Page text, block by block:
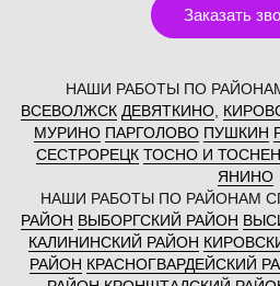
Заказать
НАШИ РАБОТЫ ПО
ВСЕВОЛЖСК ДЕВЯТКИНО
МУРИНО ПАРГОЛОВО ПУШКИН
СЕСТРОРЕЦК ТОСНО И
ЯНИНО
НАШИ РАБОТЫ ПО РАЙОНАМ
РАЙОН ВЫБОРГСКИЙ РАЙОН
КАЛИНИНСКИЙ РАЙОН
РАЙОН КРАСНОГВАРДЕЙСКИЙ